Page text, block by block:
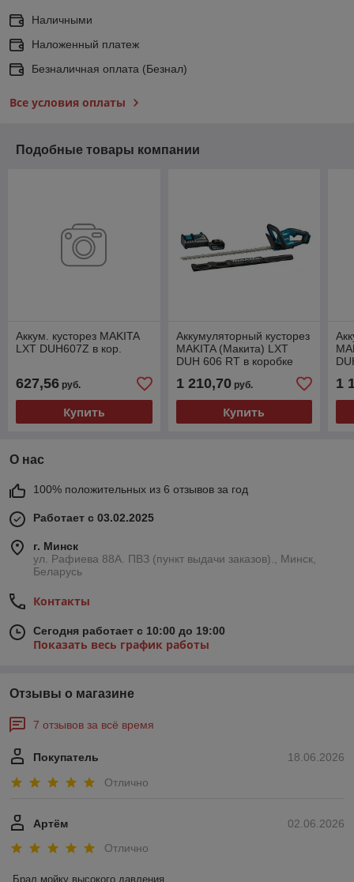
Наличными
Наложенный платеж
Безналичная оплата (Безнал)
Все условия оплаты
Подобные товары компании
Аккум. кусторез MAKITA
LXT DUH607Z в кор.
627,56 руб.
Купить
Аккумуляторный кусторез
MAKITA (Макита) LXT
DUH 606 RT в коробке
(18.0 В, 1 акк., 5.0 А/ч, Li-
Ion, длина ножа
1 210,70руб.
Купить
1
О нас
100% положительных из 6 отзывов за год
Работает с 03.02.2025
г. Минск
ул. Рафиева 88А. ПВЗ (пункт выдачи заказов)., Минск,
Беларусь
Контакты
Сегодня работает с 10:00 до 19:00
Показать весь график работы
Отзывы о магазине
7 отзывов за всё время
18.06.2026
Покупатель
Отлично
02.06.2026
Артём
Отлично
Брал мойку высокого давления